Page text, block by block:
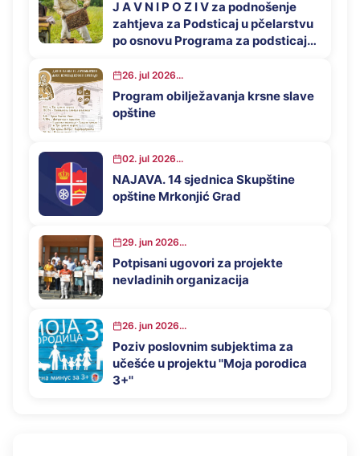
J A V N I P O Z I V za podnošenje
zahtjeva za Podsticaj u pčelarstvu
po osnovu Programa za podsticaj
Mrkonjić Grad u 2026. godini
26. jul 2026...
Program obilježavanja krsne slave
opštine
02. jul 2026...
NAJAVA. 14 sjednica Skupštine
opštine Mrkonjić Grad
29. jun 2026...
Potpisani ugovori za projekte
nevladinih organizacija
26. jun 2026...
Poziv poslovnim subjektima za
učešće u projektu ''Moja porodica
3+''